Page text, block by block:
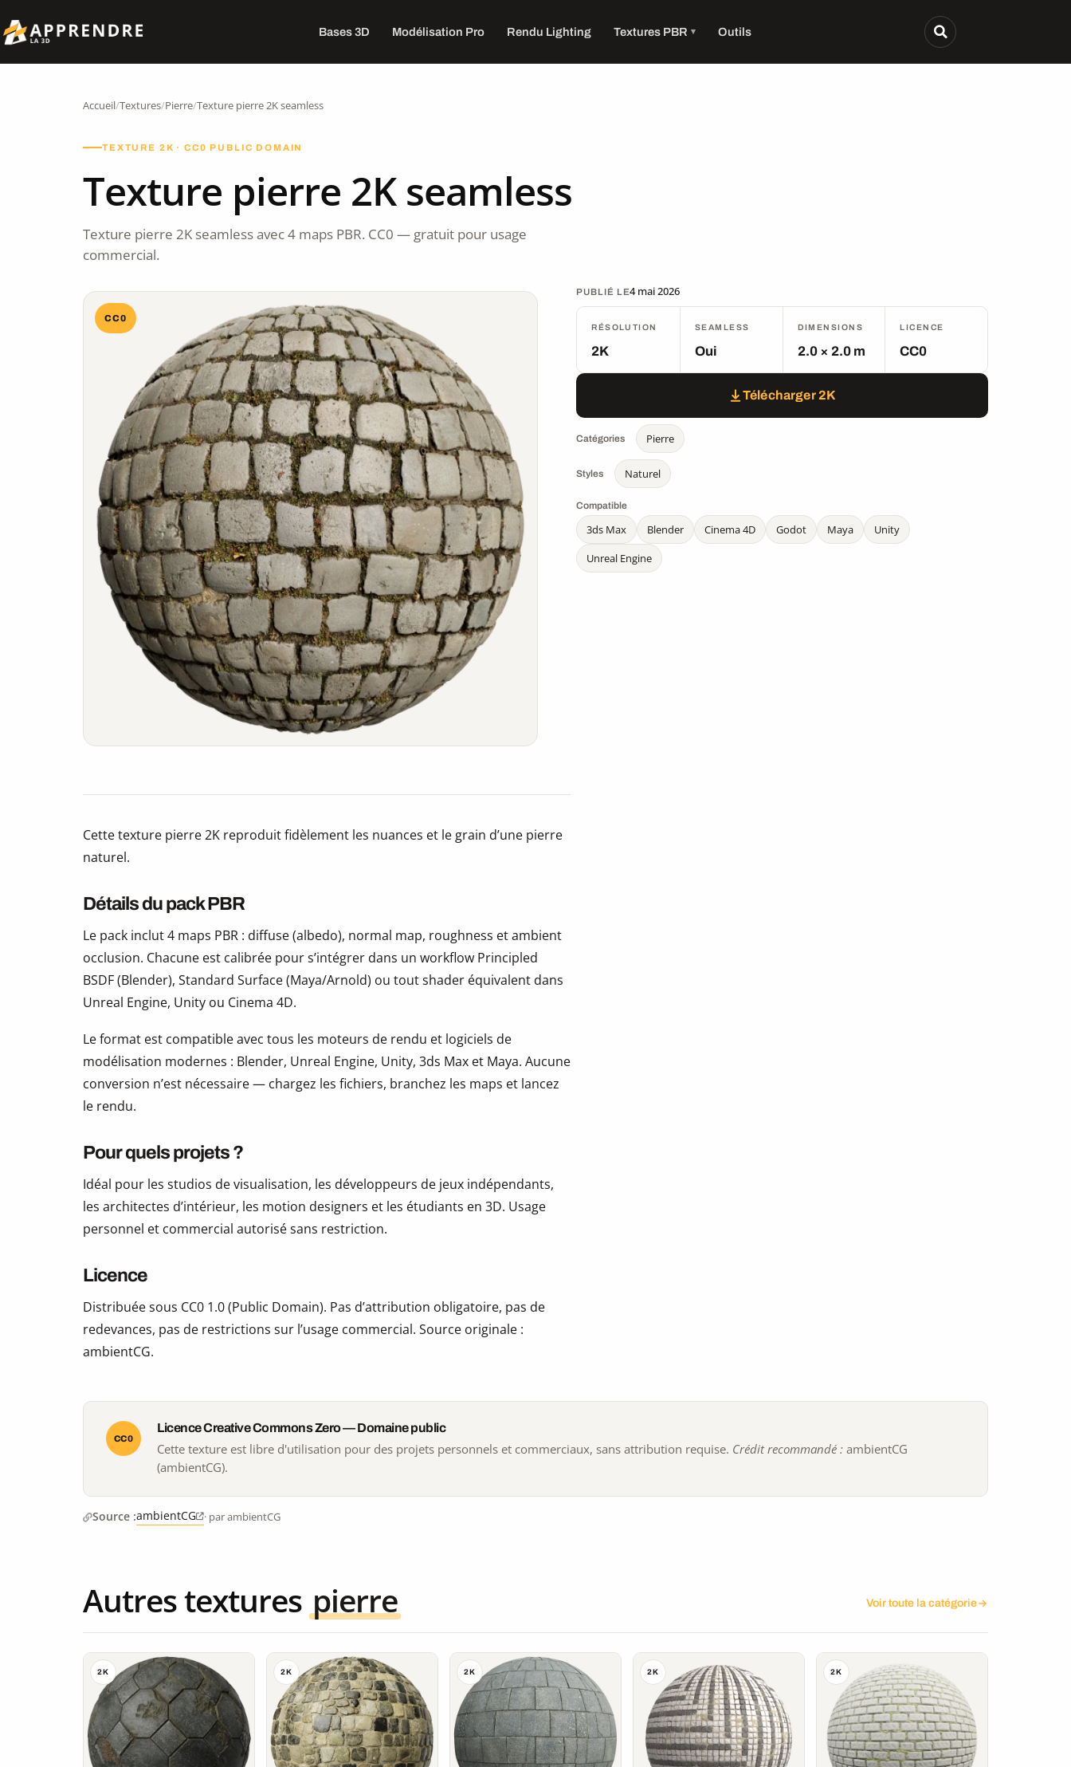
Bases 3D Modélisation Pro Rendu Lighting Textures PBR Outils
Accueil/Textures/Pierre/Texture pierre 2K seamless
TEXTURE 2K · CC0 PUBLIC DOMAIN
Texture pierre 2K seamless
Texture pierre 2K seamless avec 4 maps PBR. CC0 — gratuit pour usage
commercial.
CC0
PUBLIÉ LE4 mai 2026
RÉSOLUTION
2K
SEAMLESS
Oui
DIMENSIONS
2.0 × 2.0 m
LICENCE
CC0
Télécharger 2K
Catégories Pierre
Styles Naturel
Compatible
3ds Max Blender Cinema 4D Godot Maya
Unity
Unreal Engine
Cette texture pierre 2K reproduit fidèlement les nuances et le grain d’une pierre
naturel.
Détails du pack PBR
Le pack inclut 4 maps PBR : diffuse (albedo), normal map, roughness et ambient
occlusion. Chacune est calibrée pour s’intégrer dans un workflow Principled
BSDF (Blender), Standard Surface (Maya/Arnold) ou tout shader équivalent dans
Unreal Engine, Unity ou Cinema 4D.
Le format est compatible avec tous les moteurs de rendu et logiciels de
modélisation modernes : Blender, Unreal Engine, Unity, 3ds Max et Maya. Aucune
conversion n’est nécessaire — chargez les fichiers, branchez les maps et lancez
le rendu.
Pour quels projets ?
Idéal pour les studios de visualisation, les développeurs de jeux indépendants,
les architectes d’intérieur, les motion designers et les étudiants en 3D. Usage
personnel et commercial autorisé sans restriction.
Licence
Distribuée sous CC0 1.0 (Public Domain). Pas d’attribution obligatoire, pas de
redevances, pas de restrictions sur l’usage commercial. Source originale :
ambientCG.
CC0
Licence Creative Commons Zero — Domaine public
Cette texture est libre d'utilisation pour des projets personnels et commerciaux, sans attribution requise. Crédit recommandé : ambientCG
(ambientCG).
Source :ambientCG · par ambientCG
Autres textures pierre Voir toute la catégorie
2K 2K 2K 2K 2K